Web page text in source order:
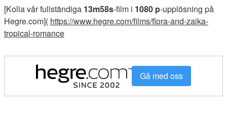
[Kolla vår fullständiga 13m58s-film i 1080 p-upplösning på
Hegre.com]( https://www.hegre.com/films/flora-and-zaika-
tropical-romance
Gå med oss